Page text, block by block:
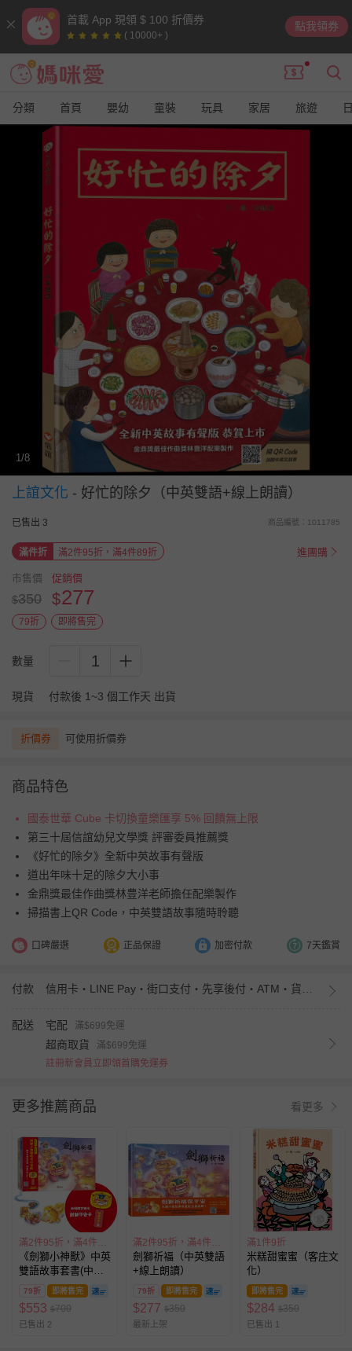
首載 App 現領 $ 100 折價券
( 10000+ )
點我領券
分類 首頁 嬰幼 童裝 玩具 家居 旅遊
1/8
上誼文化 - 好忙的除夕（中英雙語+線上朗讀）
已售出 3 商品編號：1011785
滿件折 滿2件95折，滿4件89折 進團購
市售價
$350
促銷價
$277
79折 即將售完
數量 1
現貨 付款後 1~3 個工作天 出貨
折價券 可使用折價券
商品特色
國泰世華 Cube 卡切換童樂匯享 5% 回饋無上限
第三十屆信誼幼兒文學獎 評審委員推薦獎
《好忙的除夕》全新中英故事有聲版
道出年味十足的除夕大小事
金鼎獎最佳作曲獎林豊洋老師擔任配樂製作
掃描書上QR Code，中英雙語故事隨時聆聽
口碑嚴選 正品保證 加密付款 7天鑑賞
付款
配送 宅配 滿$699免運
超商取貨
滿$699免運
註冊新會員立即領首購免運券
更多推薦商品 看更多
滿2件95折，滿4件89折
《劍獅小神獸》中英
雙語故事套書(中英
雙語+線上朗讀)
79折 即將售完
$553 $700
已售出 2
滿2件95折，滿4件89折
劍獅祈福（中英雙語
+線上朗讀）
79折 即將售完
$277 $350
最新上架
滿1件9折
米糕甜蜜蜜（客庄文
化）
即將售完
$284 $350
已售出 1